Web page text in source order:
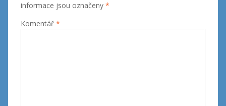
informace jsou označeny *
Komentář *